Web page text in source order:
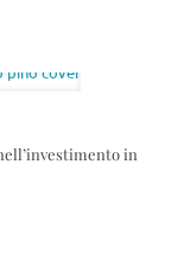
in